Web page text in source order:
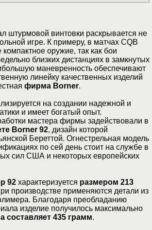
штурмовой винтовки раскрывается не
игре. К примеру, в матчах CQB
оружие, так как бои
близких дистанциях в замкнутых
маневренность обеспечивают
линейку качественных изделий
фирма Borner.
на создании надежной и
и имеет богатый опыт.
мастера фирмы задействовали в
Borner 92, дизайн которой
Береттой. Огнестрельная модель
по сей день стоит на службе в
сил США и некоторых европейских
92 характеризуется размером 213
производстве применяются детали из
Благодаря преобладанию
изделие получилось максимально
составляет 435 грамм.